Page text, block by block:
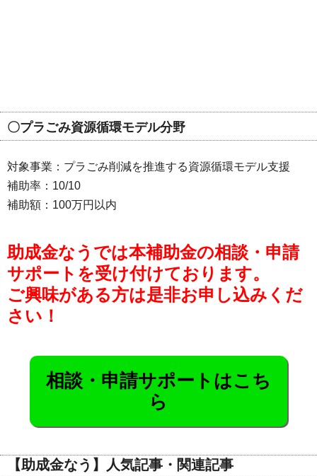
〇プラごみ資源循環モデル分野
対象事業：プラごみ削減を推進する資源循環モデル支援
補助率：10/10
補助額：100万円以内
助成金なうでは本補助金の相談・申請
サポートを受け付けております。
ご興味がある方は是非お申し込みくだ
さい！
相談・申請サポートはこち
ら
【助成金なう】人気記事・関連記事